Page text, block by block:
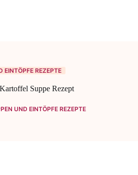
EINTÖPFE REZEPTE
Suppe Rezept
UND EINTÖPFE REZEPTE